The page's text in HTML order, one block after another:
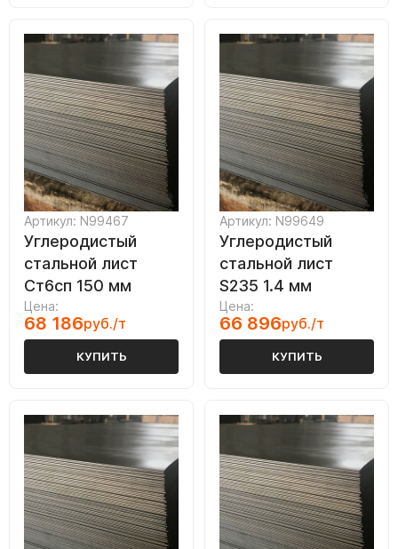
Артикул: N99467
Углеродистый
стальной лист
Ст6сп 150 мм
Цена:
68 186руб./т
КУПИТЬ
Артикул: N99649
Углеродистый
стальной лист
S235 1.4 мм
Цена:
66 896руб./т
КУПИТЬ